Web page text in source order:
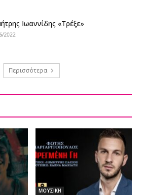
Ιωαννίδης «Τρέξε»
2022
Περισσότερα
ΜΟΥΣΙΚΗ